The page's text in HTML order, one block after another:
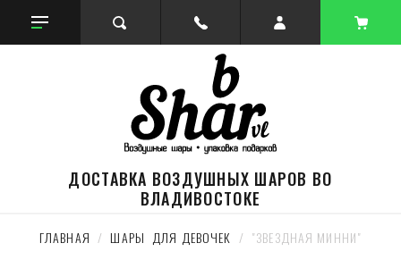
ДОСТАВКА ВОЗДУШНЫХ ШАРОВ ВО
ВЛАДИВОСТОКЕ
ГЛАВНАЯ
  /
ШАРЫ  ДЛЯ ДЕВОЧЕК
  /  "ЗВЕЗДНАЯ МИННИ"